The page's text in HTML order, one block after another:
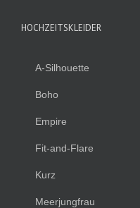
HOCHZEITSKLEIDER
A-Silhouette
Boho
Empire
Fit-and-Flare
Kurz
Meerjungfrau